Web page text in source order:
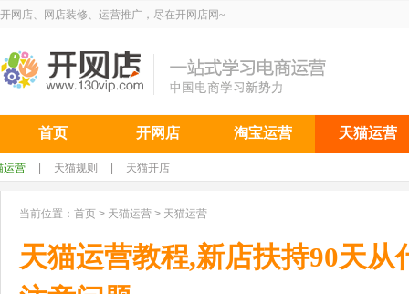
开网店、网店装修、运营推广，尽在开网店网~
首页 开网店 淘宝运营 天猫运营
运营 天猫规则 天猫开店
当前位置： 首页 > 天猫运营 > 天猫运营
天猫运营教程,新店扶持90天从